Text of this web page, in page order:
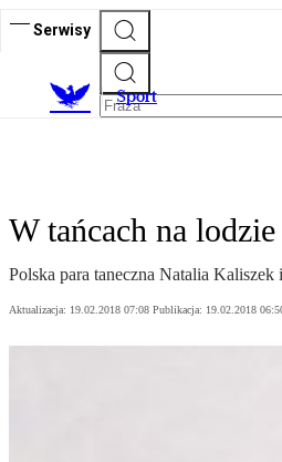
Serwisy
Sport
W tańcach na
Polska para taneczna Natalia
Aktualizacja: 19.02.2018 07:08 Publikacja: 19.02.2018